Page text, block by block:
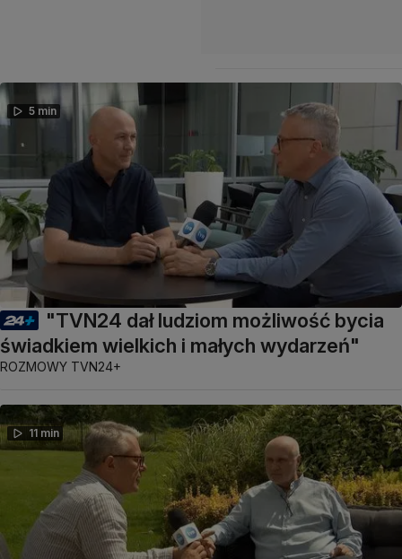
5 min
"TVN24 dał ludziom możliwość bycia
świadkiem wielkich i małych wydarzeń"
ROZMOWY TVN24+
11 min